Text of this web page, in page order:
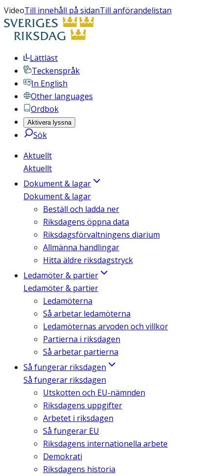
VideoTill innehåll på sidanTill anförandelistan
Lättläst
Teckenspråk
In English
Other languages
Ordbok
Aktivera lyssna
Sök
Aktuellt
Aktuellt
Dokument & lagar
Dokument & lagar
Beställ och ladda ner
Riksdagens öppna data
Riksdagsförvaltningens diarium
Allmänna handlingar
Hitta äldre riksdagstryck
Ledamöter & partier
Ledamöter & partier
Ledamöterna
Så arbetar ledamöterna
Ledamöternas arvoden och villkor
Partierna i riksdagen
Så arbetar partierna
Så fungerar riksdagen
Så fungerar riksdagen
Utskotten och EU-nämnden
Riksdagens uppgifter
Arbetet i riksdagen
Så fungerar EU
Riksdagens internationella arbete
Demokrati
Riksdagens historia